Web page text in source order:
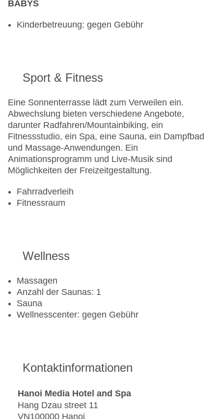
BABYS
Kinderbetreuung: gegen Gebühr
Sport & Fitness
Eine Sonnenterrasse lädt zum Verweilen ein.
Abwechslung bieten verschiedene Angebote,
darunter Radfahren/Mountainbiking, ein
Fitnessstudio, ein Spa, eine Sauna, ein Dampfbad
und Massage-Anwendungen. Ein
Animationsprogramm und Live-Musik sind
Möglichkeiten der Freizeitgestaltung.
Fahrradverleih
Fitnessraum
Wellness
Massagen
Anzahl der Saunas: 1
Sauna
Wellnesscenter: gegen Gebühr
Kontaktinformationen
Hanoi Media Hotel and Spa
Hang Dzau street 11
VN100000 Hanoi